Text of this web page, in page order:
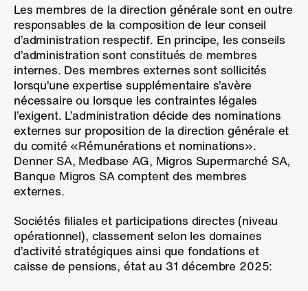
Les membres de la direction générale sont en outre
responsables de la composition de leur conseil
d’administration respectif. En principe, les conseils
d’administration sont constitués de membres
internes. Des membres externes sont sollicités
lorsqu’une expertise supplémentaire s’avère
nécessaire ou lorsque les contraintes légales
l’exigent. L’administration décide des nominations
externes sur proposition de la direction générale et
du comité «Rémunérations et nominations».
Denner SA, Medbase AG, Migros Supermarché SA,
Banque Migros SA comptent des membres
externes.
Sociétés filiales et participations directes (niveau
opérationnel), classement selon les domaines
d’activité stratégiques ainsi que fondations et
caisse de pensions, état au 31 décembre 2025: